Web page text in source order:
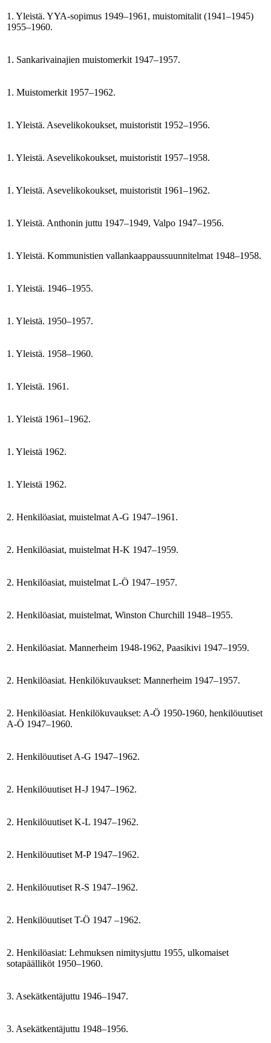
1. Yleistä. YYA-sopimus 1949–1961, muistomitalit (1941–1945)
1955–1960.
1. Sankarivainajien muistomerkit 1947–1957.
1. Muistomerkit 1957–1962.
1. Yleistä. Asevelikokoukset, muistoristit 1952–1956.
1. Yleistä. Asevelikokoukset, muistoristit 1957–1958.
1. Yleistä. Asevelikokoukset, muistoristit 1961–1962.
1. Yleistä. Anthonin juttu 1947–1949, Valpo 1947–1956.
1. Yleistä. Kommunistien vallankaappaussuunnitelmat 1948–1958.
1. Yleistä. 1946–1955.
1. Yleistä. 1950–1957.
1. Yleistä. 1958–1960.
1. Yleistä. 1961.
1. Yleistä 1961–1962.
1. Yleistä 1962.
1. Yleistä 1962.
2. Henkilöasiat, muistelmat A-G 1947–1961.
2. Henkilöasiat, muistelmat H-K 1947–1959.
2. Henkilöasiat, muistelmat L-Ö 1947–1957.
2. Henkilöasiat, muistelmat, Winston Churchill 1948–1955.
2. Henkilöasiat. Mannerheim 1948-1962, Paasikivi 1947–1959.
2. Henkilöasiat. Henkilökuvaukset: Mannerheim 1947–1957.
2. Henkilöasiat. Henkilökuvaukset: A-Ö 1950-1960, henkilöuutiset
A-Ö 1947–1960.
2. Henkilöuutiset A-G 1947–1962.
2. Henkilöuutiset H-J 1947–1962.
2. Henkilöuutiset K-L 1947–1962.
2. Henkilöuutiset M-P 1947–1962.
2. Henkilöuutiset R-S 1947–1962.
2. Henkilöuutiset T-Ö 1947 –1962.
2. Henkilöasiat: Lehmuksen nimitysjuttu 1955, ulkomaiset
sotapäälliköt 1950–1960.
3. Asekätkentäjuttu 1946–1947.
3. Asekätkentäjuttu 1948–1956.